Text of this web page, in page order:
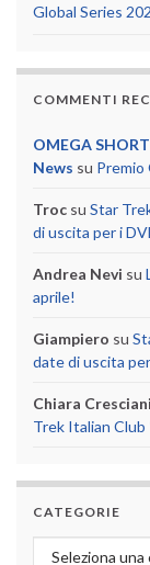
Global Series
COMMENTI
OMEGA
News su Premio
Troc su Star
di uscita per i
Andrea Nevi su
aprile!
Giampiero su
date di uscita
Chiara Cresciani
Trek Italian Club
CATEGORIE
Categorie